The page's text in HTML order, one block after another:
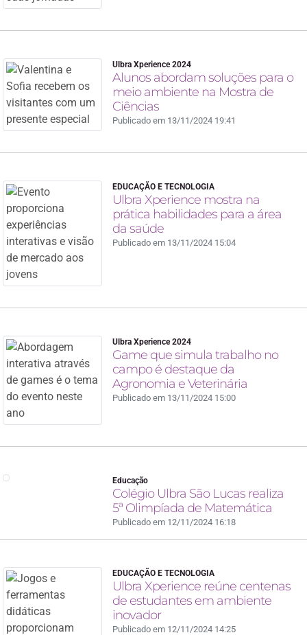
Ulbra Xperience 2024
Alunos abordam soluções para o
meio ambiente na Mostra de
Ciências
Publicado em 13/11/2024 19:41
EDUCAÇÃO E TECNOLOGIA
Ulbra Xperience mostra na
prática habilidades para a área
da saúde
Publicado em 13/11/2024 15:04
Ulbra Xperience 2024
Game que simula trabalho no
campo é destaque da
Agronomia e Veterinária
Publicado em 13/11/2024 15:00
Educação
Colégio Ulbra São Lucas realiza
5ª Olimpíada de Matemática
Publicado em 12/11/2024 16:18
EDUCAÇÃO E TECNOLOGIA
Ulbra Xperience reúne centenas
de estudantes em ambiente
inovador
Publicado em 12/11/2024 14:25